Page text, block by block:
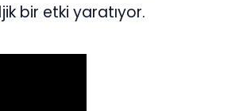
bir etki yaratıyor.